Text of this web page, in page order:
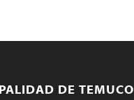
DE TEMUCO